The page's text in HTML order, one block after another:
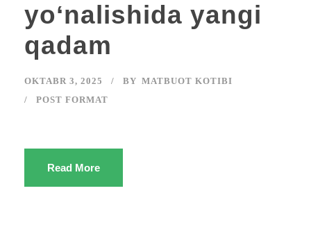
yoʻnalishida yangi
qadam
OKTABR 3, 2025 BY MATBUOT KOTIBI
POST FORMAT
Read More